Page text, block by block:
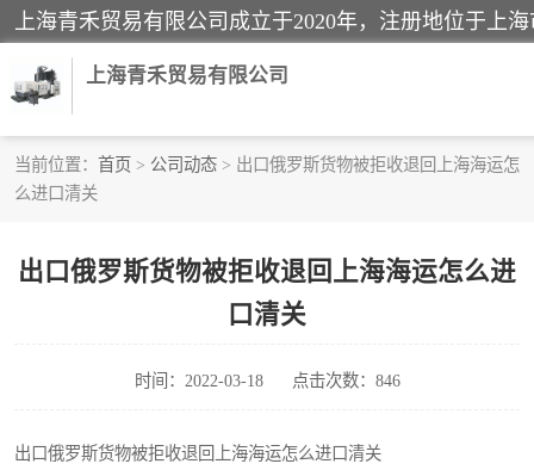
上海青禾贸易有限公司
当前位置： 首页 > 公司动态 > 出口俄罗斯货物被拒收退回上海海运怎
么进口清关
出口俄罗斯货物被拒收退回上海海运怎么进
口清关
时间：2022-03-18 点击次数：846
出口俄罗斯货物被拒收退回上海海运怎么进口清关
酒类饮料报关
进口退运报关
家用电器报关
国际灯具清关